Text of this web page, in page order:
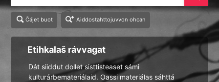
Čájet buot Aiddostahttojuvvon ohcan
Etihkalaš rávvagat
Dát siiddut dollet sisttisteaset sámi
kulturárbemateriálaid. Oassi materiálas sáhttá